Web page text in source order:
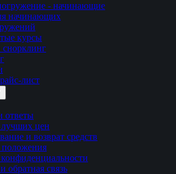
- начинающие
начинающих
курсы
лист
ответы
цен
и возврат средств
положения
обратная связь